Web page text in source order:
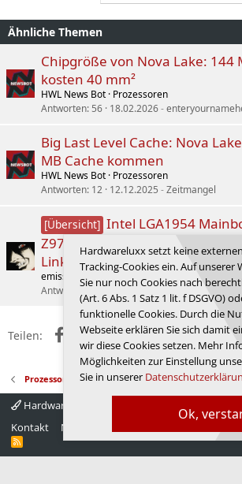
i
o
n
n
:
Ähnliche Themen
Chipgröße von Nova Lake: 144
kosten 40 mm²
HWL News Bot Prozessoren
Antworten 56 18.02.2026
Big Last Level Cache: Nova
MB Cache kommen
HWL News Bot Prozessoren
Antworten 12 12.12.2025 Zeitmangel
[Übersicht] Intel LGA1954
Z970 / B960 / W980 / Q970
Links)
emissary42
Mainboards
Antworten 24 17.07.2026 emissary42
Teilen: FacebookX (Twitter)
RedditWhatsApp
E-MailLink
Prozessoren
Hardwareluxx 4.0
Kontakt
Nutzungsbedingungen
R
S
Ok,
Hardwareluxx setzt keine
Tracking-Cookies ein. Auf unserer
Sie nur noch Cookies nach
(Art. 6 Abs. 1 Satz 1 lit. f DSGVO)
funktionelle Cookies. Durch die
Webseite erklären Sie sich damit
wir diese Cookies setzen. Mehr
Möglichkeiten zur Einstellung
Sie in unserer